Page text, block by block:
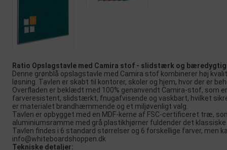
Ratio Opslagstavle med Camira stof - slidstærk og
Denne grønblå opslagstavle med Camira stof kombinerer høj
løsning. Tavlen er skabt til kontorer, skoler og hjem, hvor der er
Overfladen er beklædt med 100% genanvendt Camira-stof, som
farveresistent, slidstærkt, fnugafvisende og vaskbart, hvilket
er materialet brandhæmmende og et miljøvenligt valg.
Tavlen er opbygget med en MDF-kerne af FSC-certificeret træ,
aluminiumsramme med grå plastikhjørner fuldender det klassiske
Tavlen findes i 6 standard størrelser og 6 forskellige farver, men
info@whiteboardshoppen.dk
Tekniske detaljer: